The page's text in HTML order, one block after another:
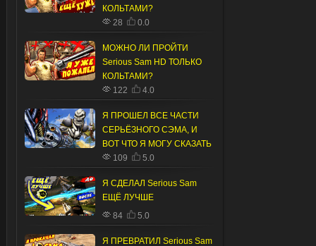
КОЛЬТАМИ?
28
0.0
МОЖНО ЛИ ПРОЙТИ
Serious Sam HD ТОЛЬКО
КОЛЬТАМИ?
122
4.0
Я ПРОШЕЛ ВСЕ ЧАСТИ
СЕРЬЁЗНОГО СЭМА, И
ВОТ ЧТО Я МОГУ СКАЗАТЬ
109
5.0
Я СДЕЛАЛ Serious Sam
ЕЩЁ ЛУЧШЕ
84
5.0
Я ПРЕВРАТИЛ Serious Sam